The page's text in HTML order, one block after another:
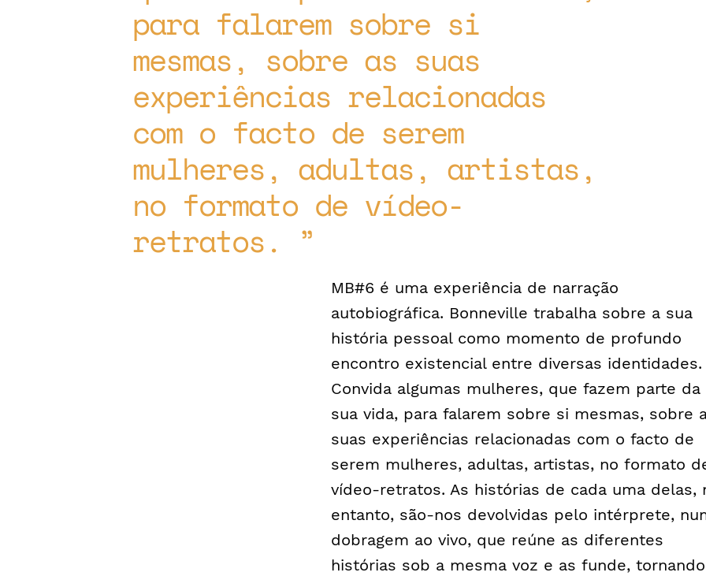
para falarem sobre si
mesmas, sobre as suas
experiências relacionadas
com o facto de serem
mulheres, adultas, artistas,
no formato de vídeo-
retratos.
MB#6 é uma experiência de narração
autobiográfica. Bonneville trabalha sobre a sua
história pessoal como momento de profundo
encontro existencial entre diversas identidades.
Convida algumas mulheres, que fazem parte da
sua vida, para falarem sobre si mesmas, sobre
suas experiências relacionadas com o facto de
serem mulheres, adultas, artistas, no formato
vídeo-retratos. As histórias de cada uma delas,
entanto, são-nos devolvidas pelo intérprete,
dobragem ao vivo, que reúne as diferentes
histórias sob a mesma voz e as funde,